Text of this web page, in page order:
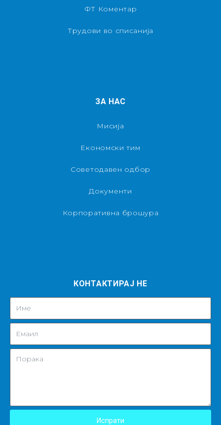
ФТ Коментар
Трудови во списанија
ЗА НАС
Мисија
Економски тим
Советодавен одбор
Документи
Корпоративна брошура
КОНТАКТИРАЈ НЕ
Испрати